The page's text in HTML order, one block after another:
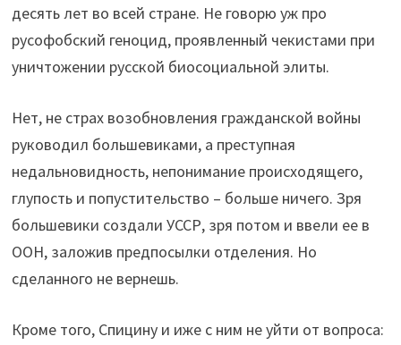
десять лет во всей стране. Не говорю уж про
русофобский геноцид, проявленный чекистами при
уничтожении русской биосоциальной элиты.
Нет, не страх возобновления гражданской войны
руководил большевиками, а преступная
недальновидность, непонимание происходящего,
глупость и попустительство – больше ничего. Зря
большевики создали УССР, зря потом и ввели ее в
ООН, заложив предпосылки отделения. Но
сделанного не вернешь.
Кроме того, Спицину и иже с ним не уйти от вопроса: